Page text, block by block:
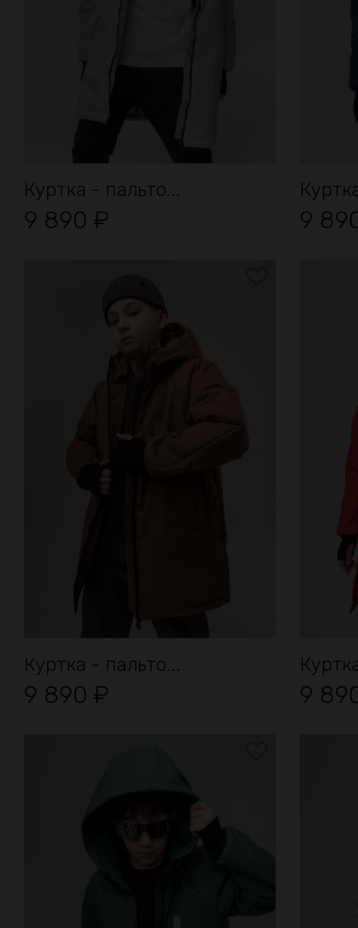
Куртка - пальто...
9 890 ₽ 9
Куртка - пальто...
9 890 ₽ 9